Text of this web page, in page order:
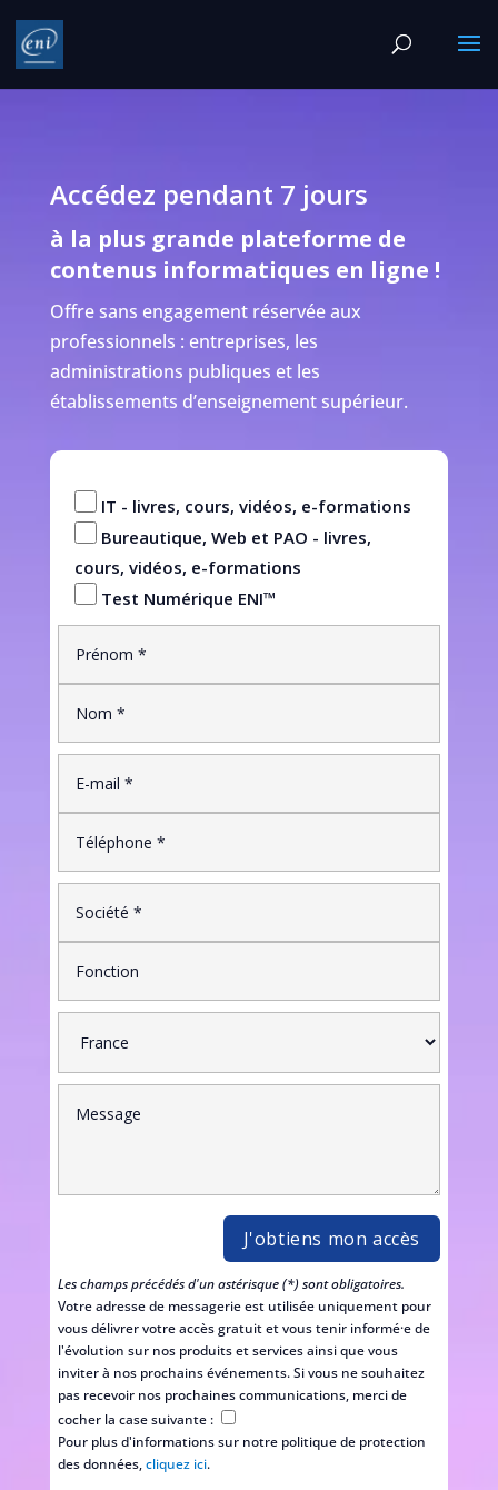
Accédez pendant 7 jours
à la plus grande plateforme de
contenus informatiques en ligne !
Offre sans engagement réservée aux
professionnels : entreprises, les
administrations publiques et les
établissements d’enseignement supérieur.
IT - livres, cours, vidéos, e-formations
Bureautique, Web et PAO - livres,
cours, vidéos, e-formations
Test Numérique ENI™
Les champs précédés d'un astérisque (*) sont obligatoires.
Votre adresse de messagerie est utilisée uniquement pour
vous délivrer votre accès gratuit et vous tenir informé·e de
l'évolution sur nos produits et services ainsi que vous
inviter à nos prochains événements. Si vous ne souhaitez
pas recevoir nos prochaines communications, merci de
cocher la case suivante :
Pour plus d'informations sur notre politique de protection
des données,cliquez ici.